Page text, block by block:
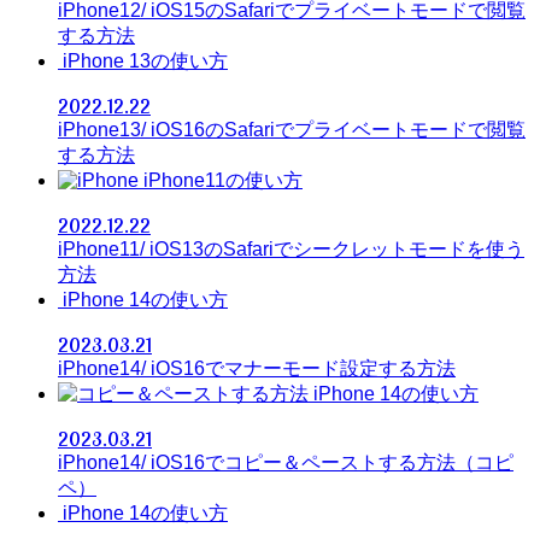
iPhone12/ iOS15のSafariでプライベートモードで閲覧
する方法
iPhone 13の使い方
2022.12.22
iPhone13/ iOS16のSafariでプライベートモードで閲覧
する方法
iPhone11の使い方
2022.12.22
iPhone11/ iOS13のSafariでシークレットモードを使う
方法
iPhone 14の使い方
2023.03.21
iPhone14/ iOS16でマナーモード設定する方法
iPhone 14の使い方
2023.03.21
iPhone14/ iOS16でコピー＆ペーストする方法（コピ
ペ）
iPhone 14の使い方